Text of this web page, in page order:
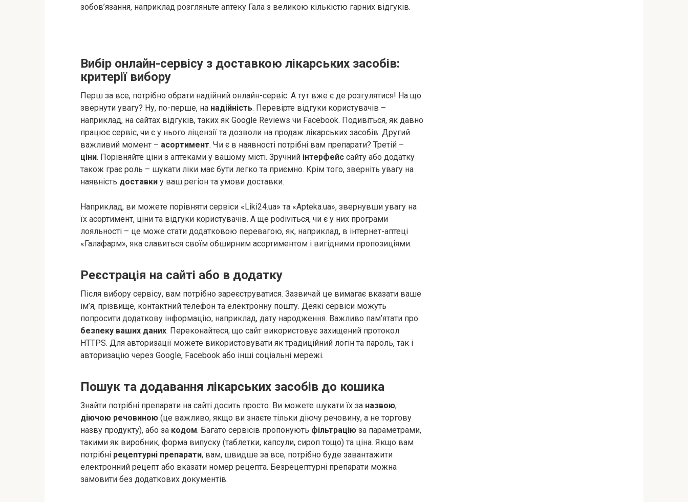
зобов’язання, наприклад розгляньте аптеку Гала з великою кількістю гарних відгуків.
Вибір онлайн-сервісу з доставкою лікарських засобів:
критерії вибору
Перш за все, потрібно обрати надійний онлайн-сервіс. А тут вже є де розгулятися! На що
звернути увагу? Ну, по-перше, на надійність. Перевірте відгуки користувачів –
наприклад, на сайтах відгуків, таких як Google Reviews чи Facebook. Подивіться, як давно
працює сервіс, чи є у нього ліцензії та дозволи на продаж лікарських засобів. Другий
важливий момент – асортимент. Чи є в наявності потрібні вам препарати? Третій –
ціни. Порівняйте ціни з аптеками у вашому місті. Зручний інтерфейс сайту або додатку
також грає роль – шукати ліки має бути легко та приємно. Крім того, зверніть увагу на
наявність доставки у ваш регіон та умови доставки.
Наприклад, ви можете порівняти сервіси «Liki24.ua» та «Apteka.ua», звернувши увагу на
їх асортимент, ціни та відгуки користувачів. А ще podivіться, чи є у них програми
лояльності – це може стати додатковою перевагою, як, наприклад, в інтернет-аптеці
«Галафарм», яка славиться своїм обширним асортиментом і вигідними пропозиціями.
Реєстрація на сайті або в додатку
Після вибору сервісу, вам потрібно зареєструватися. Зазвичай це вимагає вказати ваше
ім’я, прізвище, контактний телефон та електронну пошту. Деякі сервіси можуть
попросити додаткову інформацію, наприклад, дату народження. Важливо пам’ятати про
безпеку ваших даних. Переконайтеся, що сайт використовує захищений протокол
HTTPS. Для авторизації можете використовувати як традиційний логін та пароль, так і
авторизацію через Google, Facebook або інші соціальні мережі.
Пошук та додавання лікарських засобів до кошика
Знайти потрібні препарати на сайті досить просто. Ви можете шукати їх за назвою,
діючою речовиною (це важливо, якщо ви знаєте тільки діючу речовину, а не торгову
назву продукту), або за кодом. Багато сервісів пропонують фільтрацію за параметрами,
такими як виробник, форма випуску (таблетки, капсули, сироп тощо) та ціна. Якщо вам
потрібні рецептурні препарати, вам, швидше за все, потрібно буде завантажити
електронний рецепт або вказати номер рецепта. Безрецептурні препарати можна
замовити без додаткових документів.